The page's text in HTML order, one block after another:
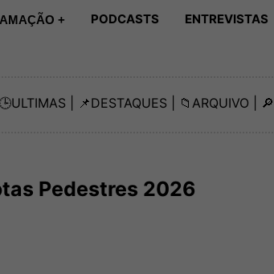
+ PODCASTS ENTREVISTAS
🕒ULTIMAS | 📌DESTAQUES | 📁 ARQUIVO | 🔎
Pedestres 2026